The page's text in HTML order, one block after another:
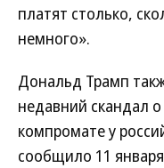
платят столько,
немного».
Дональд Трамп
недавний скандал
компромате у
сообщило 11